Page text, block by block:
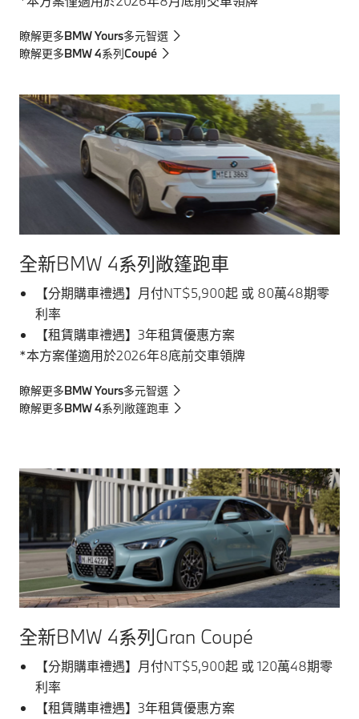
瞭解更多BMW Yours多元智選
瞭解更多BMW 4系列Coupé
全新BMW 4系列敞篷跑車
【分期購車禮遇】月付NT$5,900起 或 80萬48期零
利率
【租賃購車禮遇】3年租賃優惠方案
*本方案僅適用於2026年8底前交車領牌
瞭解更多BMW Yours多元智選
瞭解更多BMW 4系列敞篷跑車
全新BMW 4系列Gran Coupé
【分期購車禮遇】月付NT$5,900起 或 120萬48期零
利率
【租賃購車禮遇】3年租賃優惠方案